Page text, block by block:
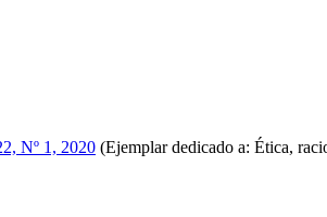
Nº 1, 2020 (Ejemplar dedicado a: Ética,